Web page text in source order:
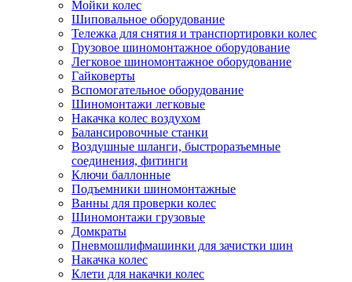
Мойки колес
Шиповальное оборудование
Тележка для снятия и транспортировки колес
Грузовое шиномонтажное оборудование
Легковое шиномонтажное оборудование
Гайковерты
Вспомогательное оборудование
Шиномонтажи легковые
Накачка колес воздухом
Балансировочные станки
Воздушные шланги, быстроразъемные
соединения, фитинги
Ключи баллонные
Подъемники шиномонтажные
Ванны для проверки колес
Шиномонтажи грузовые
Домкраты
Пневмошлифмашинки для зачистки шин
Накачка колес
Клети для накачки колес